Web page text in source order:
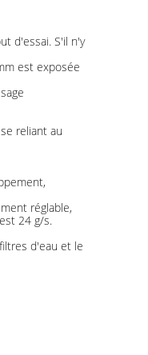
d'essai. S'il n'y
est exposée
reliant au
réglable,
24 g/s.
d'eau et le